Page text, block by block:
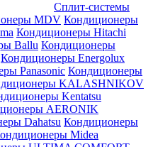
Сплит-системы
MDV Кондиционеры
Кондиционеры Hitachi
Ballu Кондиционеры
Кондиционеры Energolux
Panasonic Кондиционеры
KALASHNIKOV
Kentatsu
AERONIK
Dahatsu Кондиционеры
Midea